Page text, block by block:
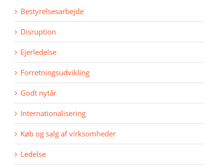
Bestyrelsesarbejde
Disruption
Ejerledelse
Forretningsudvikling
Godt nytår
Internationalisering
Køb og salg af virksomheder
Ledelse